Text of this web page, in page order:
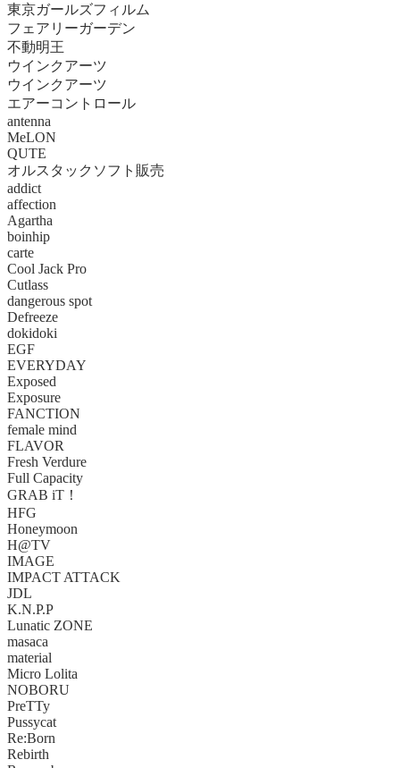
東京ガールズフィルム
フェアリーガーデン
不動明王
ウインクアーツ
ウインクアーツ
エアーコントロール
antenna
MeLON
QUTE
オルスタックソフト販売
addict
affection
Agartha
boinhip
carte
Cool Jack Pro
Cutlass
dangerous spot
Defreeze
dokidoki
EGF
EVERYDAY
Exposed
Exposure
FANCTION
female mind
FLAVOR
Fresh Verdure
Full Capacity
GRAB iT！
HFG
Honeymoon
H@TV
IMAGE
IMPACT ATTACK
JDL
K.N.P.P
Lunatic ZONE
masaca
material
Micro Lolita
NOBORU
PreTTy
Pussycat
Re:Born
Rebirth